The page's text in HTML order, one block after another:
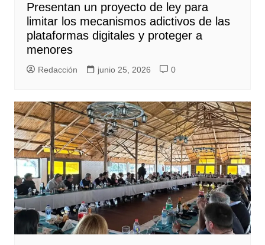
Presentan un proyecto de ley para
limitar los mecanismos adictivos de las
plataformas digitales y proteger a
menores
Redacción junio 25, 2026 0